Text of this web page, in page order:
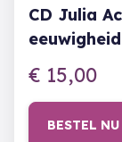
CD Julia
€ 15,00
BESTEL NU